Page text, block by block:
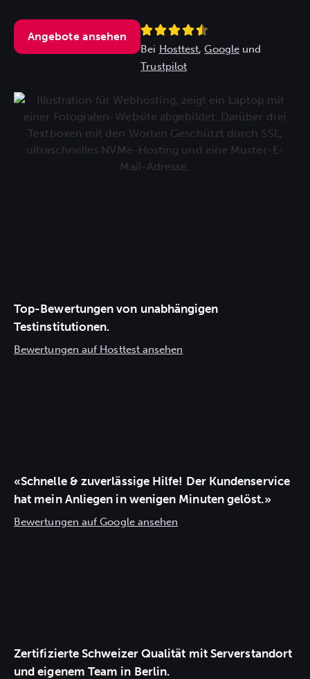
Angebote ansehen
Bei Hosttest,Googleund
Trustpilot
Top-Bewertungen von unabhängigen
Testinstitutionen.
Bewertungen auf Hosttest ansehen
«Schnelle & zuverlässige Hilfe! Der Kundenservice
hat mein Anliegen in wenigen Minuten gelöst.»
Bewertungen auf Google ansehen
Zertifizierte Schweizer Qualität mit Serverstandort
undeigenem Team in Berlin.